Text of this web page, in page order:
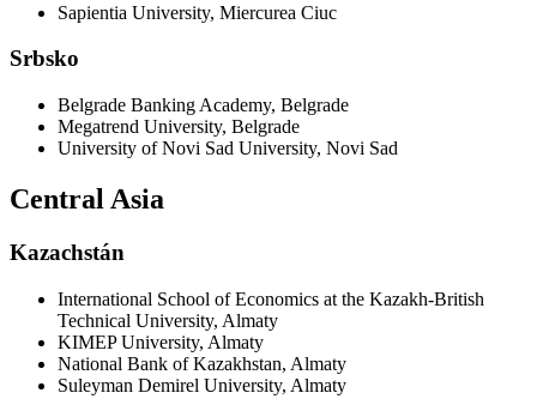
Sapientia University, Miercurea Ciuc
Srbsko
Belgrade Banking Academy, Belgrade
Megatrend University, Belgrade
University of Novi Sad University, Novi Sad
Central Asia
Kazachstán
International School of Economics at the Kazakh-British
Technical University, Almaty
KIMEP University, Almaty
National Bank of Kazakhstan, Almaty
Suleyman Demirel University, Almaty